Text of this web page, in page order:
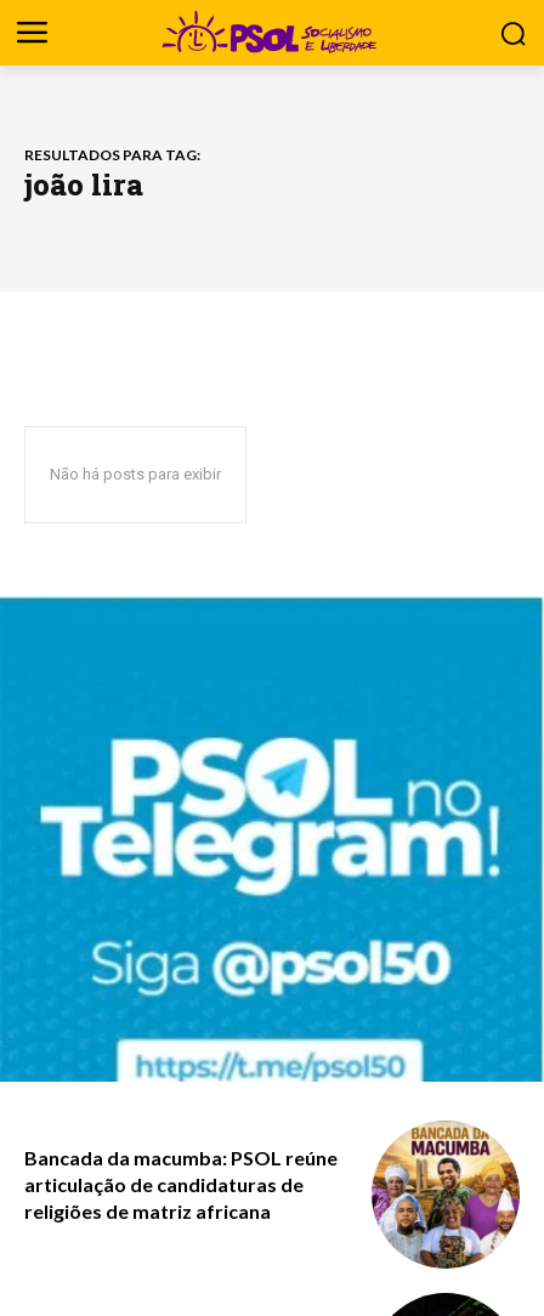
RESULTADOS PARA TAG:
joão lira
Não há posts para exibir
Bancada da macumba: PSOL reúne
articulação de candidaturas de
religiões de matriz africana